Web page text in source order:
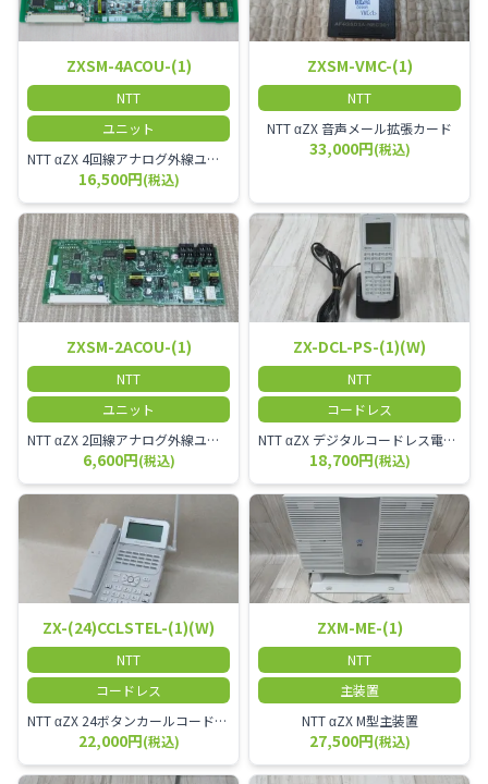
ZXSM-4ACOU-(1)
NTT
ユニット
NTT αZX 4回線アナログ外線ユニット アナログ4ch収容ユニット
16,500円(税込)
ZXSM-VMC-(1)
NTT
NTT αZX 音声メール拡張カード
33,000円(税込)
ZXSM-2ACOU-(1)
NTT
ユニット
NTT αZX 2回線アナログ外線ユニット
6,600円(税込)
ZX-DCL-PS-(1)(W)
NTT
コードレス
NTT αZX デジタルコードレス電話機 対応主装置及びアンテナを使用してご利用いただけます。 特に工場や倉庫等、オフィスから離れたところで作業をされている方に適しています。
18,700円(税込)
ZX-(24)CCLSTEL-(1)(W)
NTT
コードレス
NTT αZX 24ボタンカールコードレス電話機 無線タイプ、電話機と子機が離れるタイプのカールコードレス電話機です。 決裁者様等、オフィス内を頻繁に動かれる方のご使用が多いです。
22,000円(税込)
ZXM-ME-(1)
NTT
主装置
NTT αZX M型主装置
27,500円(税込)